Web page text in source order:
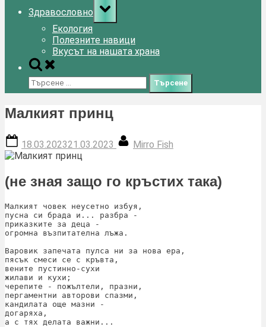
Здравословно
Toggle
sub-
menu
Екология
Полезните навици
Вкусът на нашата храна
Toggle
search
form
Търсене
за:
Малкият принц
Posted
on
18.03.202321.03.2023
By
Mirro Fish
(не зная защо го кръстих така)
Малкият човек неусетно избуя,
пусна си брада и... разбра -
приказките за деца -
огромна възпитателна лъжа.
Варовик запечата пулса ни за нова ера,
пясък смеси се с кръвта,
вените пустинно-сухи
жилави и кухи;
черепите - пожълтели, празни,
пергаментни авторови спазми,
кандилата още мазни -
догаряха,
а с тях делата важни...